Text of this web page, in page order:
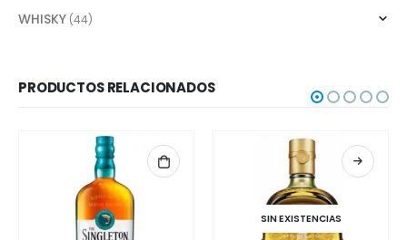
WHISKY (44)
PRODUCTOS RELACIONADOS
SIN EXISTENCIAS